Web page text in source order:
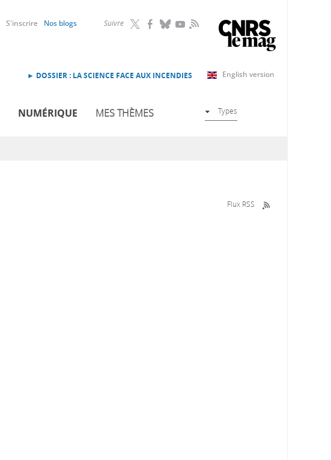
Suivre RSS
S'inscrire Nos blogs
English version
► DOSSIER : LA SCIENCE FACE AUX INCENDIES
NUMÉRIQUE MES THÈMES Types
Flux RSS